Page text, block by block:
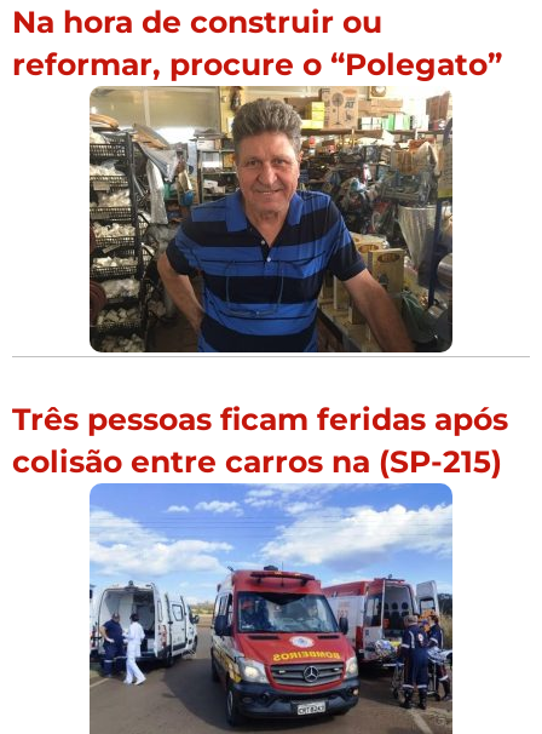
Na hora de construir ou
reformar, procure o “Polegato”
Três pessoas ficam feridas após
colisão entre carros na (SP-215)